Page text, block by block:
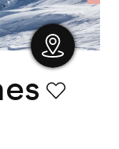
Karte